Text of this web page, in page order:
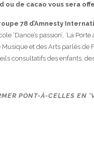
ou de cacao vous sera
78 d’Amnesty
‘Dance’s passion’, ‘La Porte
et des Arts parlés de
consultatifs des enfants,
PONT-À-CELLES EN